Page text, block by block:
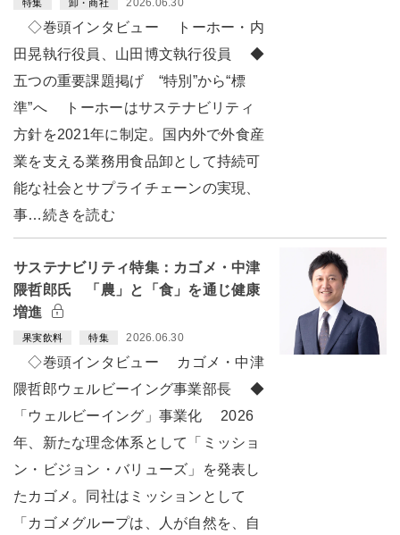
特集 卸・商社 2026.06.30
◇巻頭インタビュー トーホー・内
田晃執行役員、山田博文執行役員 ◆
五つの重要課題掲げ “特別”から“標
準”へ トーホーはサステナビリティ
方針を2021年に制定。国内外で外食産
業を支える業務用食品卸として持続可
能な社会とサプライチェーンの実現、
事…続きを読む
サステナビリティ特集：カゴメ・中津
隈哲郎氏 「農」と「食」を通じ健康
増進
果実飲料 特集 2026.06.30
◇巻頭インタビュー カゴメ・中津
隈哲郎ウェルビーイング事業部長 ◆
「ウェルビーイング」事業化 2026
年、新たな理念体系として「ミッショ
ン・ビジョン・バリューズ」を発表し
たカゴメ。同社はミッションとして
「カゴメグループは、人が自然を、自